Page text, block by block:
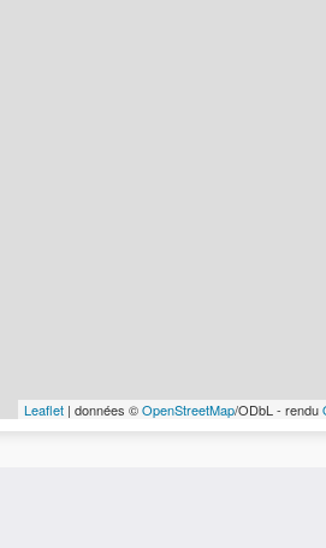
Leaflet | données ©OpenStreetMap/ODbL - rendu